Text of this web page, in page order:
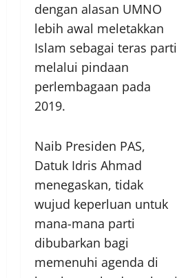
dengan alasan UMNO
lebih awal meletakkan
Islam sebagai teras parti
melalui pindaan
perlembagaan pada
2019.
Naib Presiden PAS,
Datuk Idris Ahmad
menegaskan, tidak
wujud keperluan untuk
mana-mana parti
dibubarkan bagi
memenuhi agenda di